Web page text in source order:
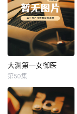
大渊第一女御医
大渊第一女御医
第50集